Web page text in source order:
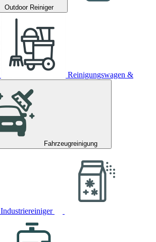
Outdoor Reiniger
Reinigungswagen &
Fahrzeugreinigung
Industriereiniger